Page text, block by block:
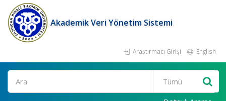
Akademik Veri Yönetim Sistemi
Araştırmacı Girişi English
Ara